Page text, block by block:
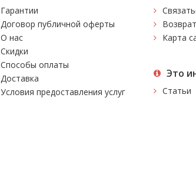
Гарантии
Договор публичной оферты
О нас
Скидки
Способы оплаты
Доставка
Условия предоставления услуг
Карта
Это
Статьи